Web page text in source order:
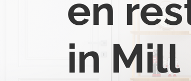
en
in Mill